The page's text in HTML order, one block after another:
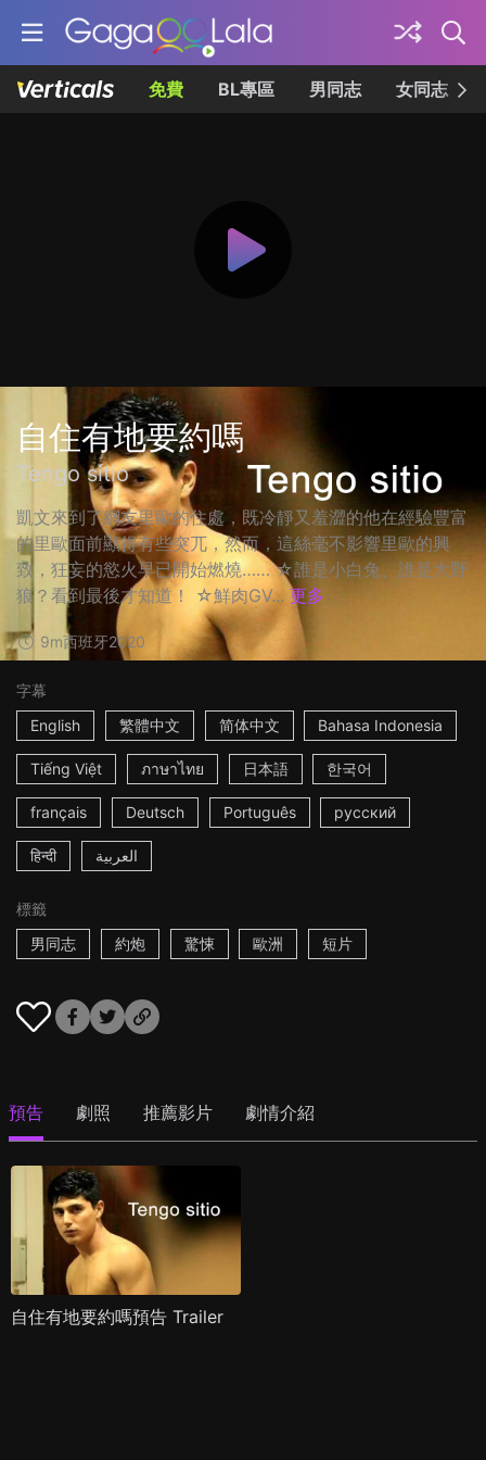
免費 BL專區 男同志 女同志
自住有地要約嗎
Tengo sitio
凱文來到了網友里歐的住處，既冷靜又羞澀的他在經驗豐富
的里歐面前顯得有些突兀，然而，這絲毫不影響里歐的興
致，狂妄的慾火早已開始燃燒…… ☆誰是小白兔、誰是大野
狼？看到最後才知道！ ☆鮮肉GV... 更多
9m西班牙2020
字幕
English
繁體中文 简体中文 Bahasa Indonesia
Tiếng Việt ภาษาไทย 日本語 한국어
français Deutsch Português русский
हिन्दी العربية
標籤
男同志
約炮 驚悚 歐洲 短片
預告 劇照 推薦影片 劇情介紹
自住有地要約嗎預告 Trailer